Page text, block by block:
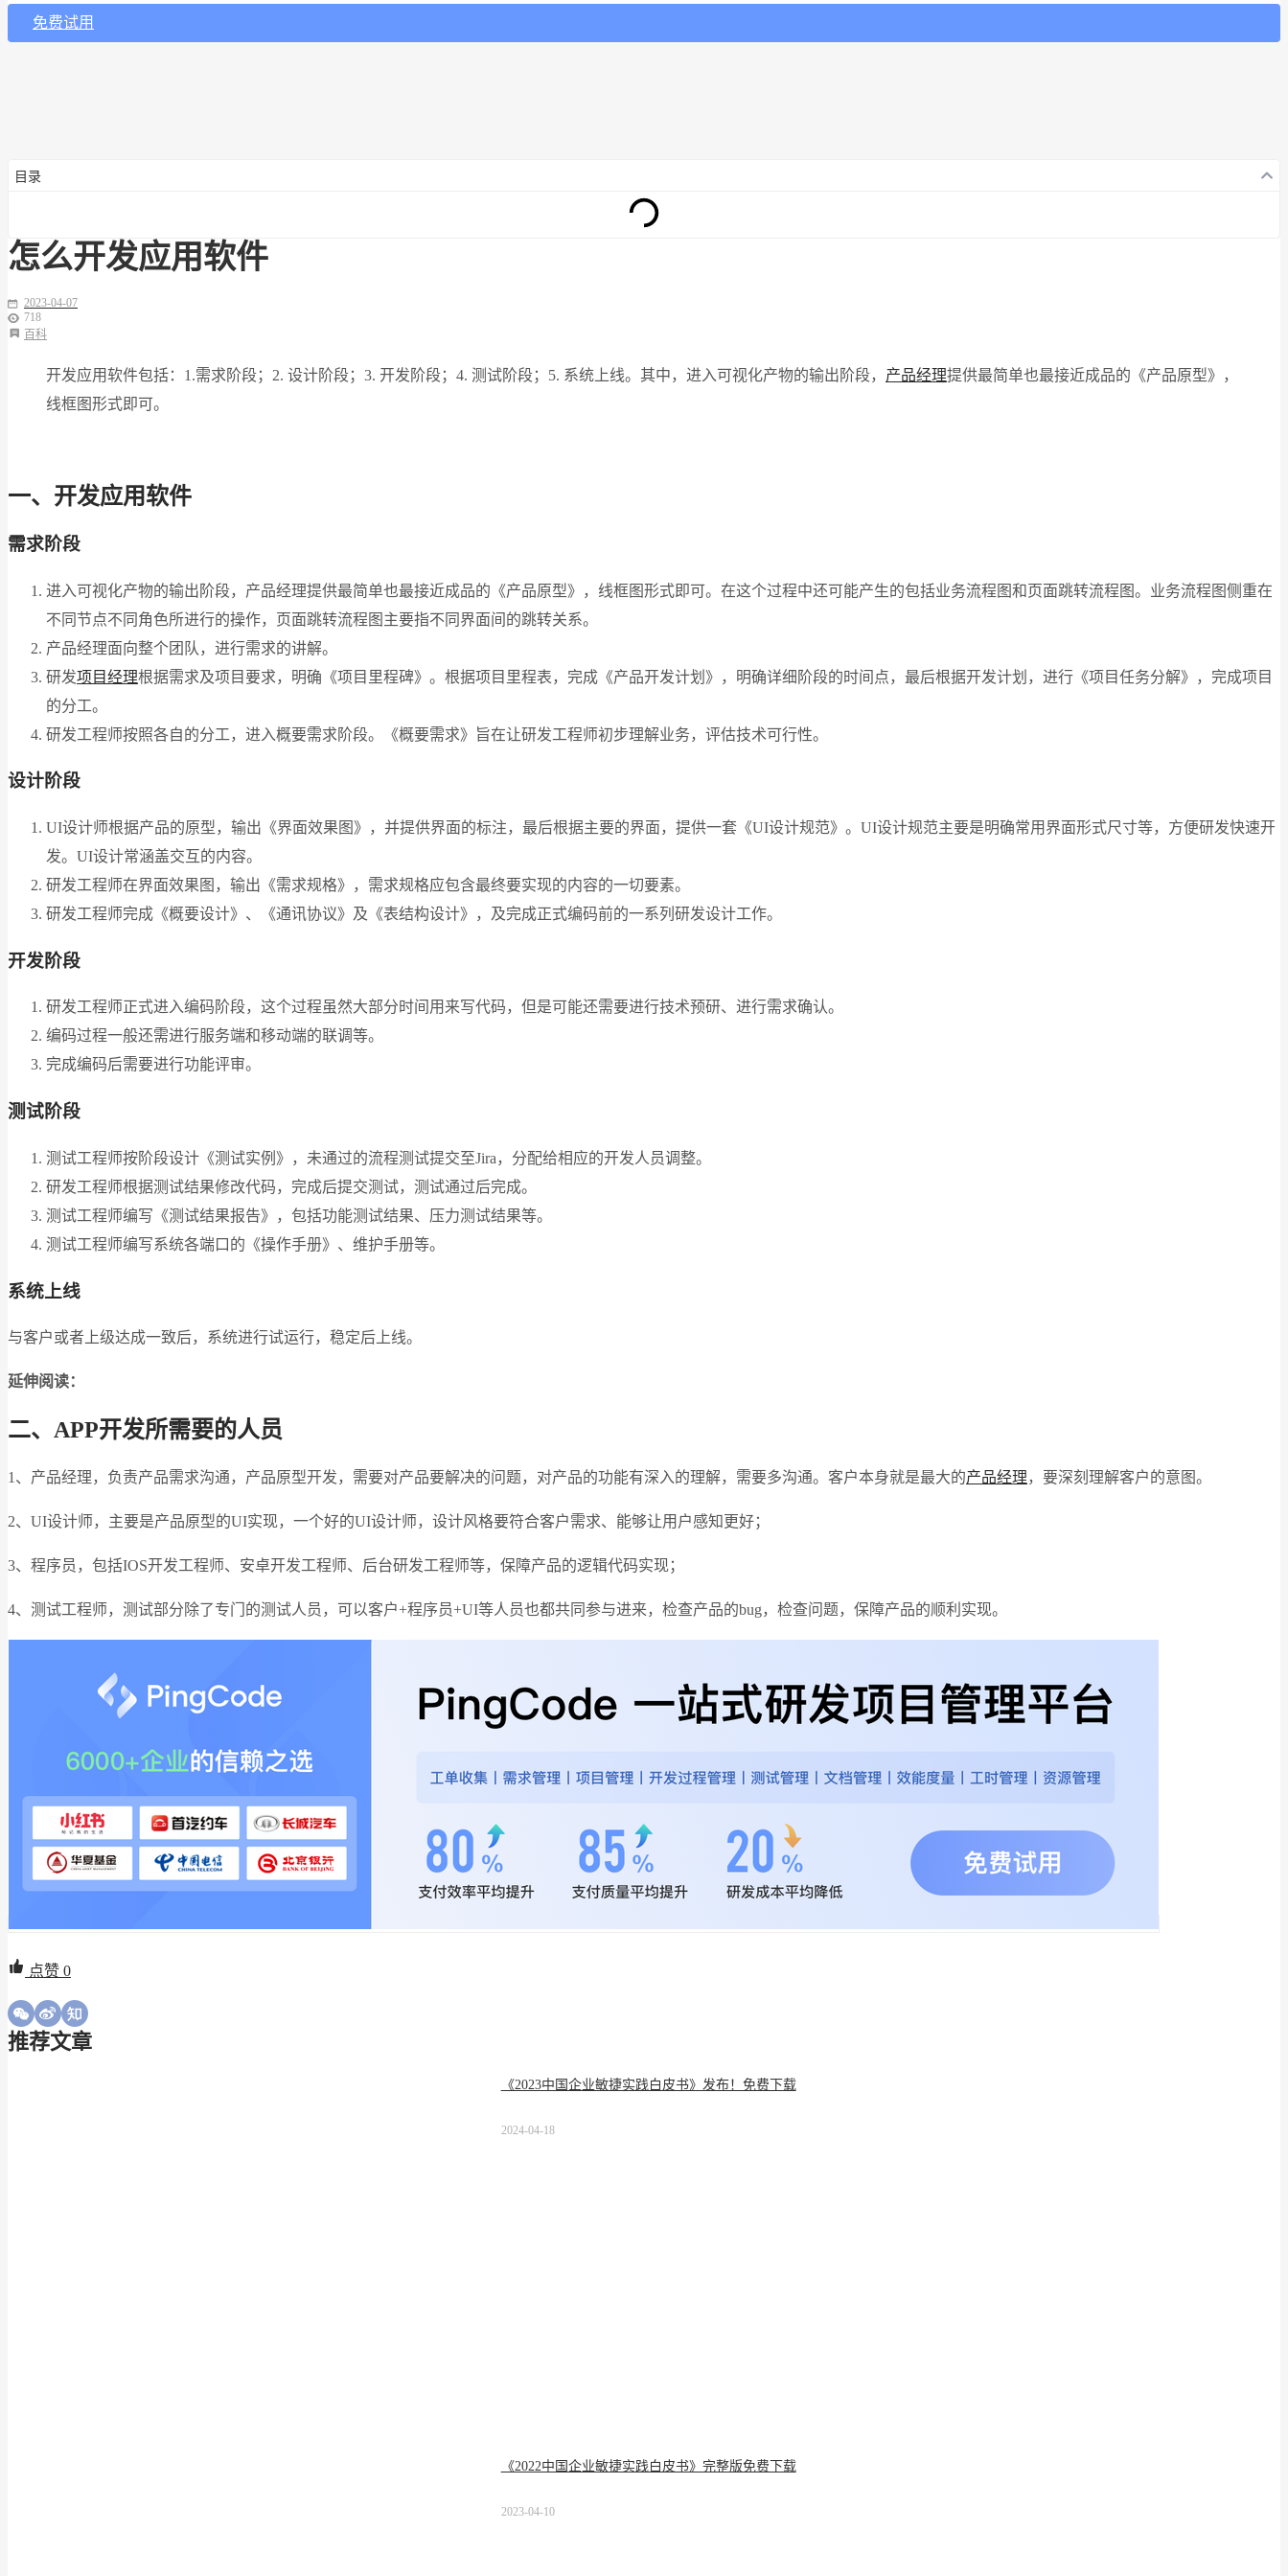
免费试用
目录
怎么开发应用软件
2023-04-07
718
百科
开发应用软件包括：1.需求阶段；2. 设计阶段；3. 开发阶段；4. 测试阶段；5. 系统上线。其中，进入可视化产物的输出阶段， 产品经理提供最简单也最接近成品的《产品原型》，
线框图形式即可。
一、开发应用软件
需求阶段
进入可视化产物的输出阶段，产品经理提供最简单也最接近成品的《产品原型》，线框图形式即可。在这个过程中还可能产生的包括业务流程图和页面跳转流程图。业务流程图侧重在
不同节点不同角色所进行的操作，页面跳转流程图主要指不同界面间的跳转关系。
产品经理面向整个团队，进行需求的讲解。
研发项目经理根据需求及项目要求，明确《项目里程碑》。根据项目里程表，完成《产品开发计划》，明确详细阶段的时间点，最后根据开发计划，进行《项目任务分解》，完成项目
的分工。
研发工程师按照各自的分工，进入概要需求阶段。《概要需求》旨在让研发工程师初步理解业务，评估技术可行性。
设计阶段
UI设计师根据产品的原型，输出《界面效果图》，并提供界面的标注，最后根据主要的界面，提供一套《UI设计规范》。UI设计规范主要是明确常用界面形式尺寸等，方便研发快速开
发。UI设计常涵盖交互的内容。
研发工程师在界面效果图，输出《需求规格》，需求规格应包含最终要实现的内容的一切要素。
研发工程师完成《概要设计》、《通讯协议》及《表结构设计》，及完成正式编码前的一系列研发设计工作。
开发阶段
研发工程师正式进入编码阶段，这个过程虽然大部分时间用来写代码，但是可能还需要进行技术预研、进行需求确认。
编码过程一般还需进行服务端和移动端的联调等。
完成编码后需要进行功能评审。
测试阶段
测试工程师按阶段设计《测试实例》，未通过的流程测试提交至Jira，分配给相应的开发人员调整。
研发工程师根据测试结果修改代码，完成后提交测试，测试通过后完成。
测试工程师编写《测试结果报告》，包括功能测试结果、压力测试结果等。
测试工程师编写系统各端口的《操作手册》、维护手册等。
系统上线
与客户或者上级达成一致后，系统进行试运行，稳定后上线。
延伸阅读：
二、APP开发所需要的人员
1、产品经理，负责产品需求沟通，产品原型开发，需要对产品要解决的问题，对产品的功能有深入的理解，需要多沟通。客户本身就是最大的产品经理，要深刻理解客户的意图。
2、UI设计师，主要是产品原型的UI实现，一个好的UI设计师，设计风格要符合客户需求、能够让用户感知更好；
3、程序员，包括IOS开发工程师、安卓开发工程师、后台研发工程师等，保障产品的逻辑代码实现；
4、测试工程师，测试部分除了专门的测试人员，可以客户+程序员+UI等人员也都共同参与进来，检查产品的bug，检查问题，保障产品的顺利实现。
点赞 0
推荐文章
《2023中国企业敏捷实践白皮书》发布！免费下载
2024-04-18
《2022中国企业敏捷实践白皮书》完整版免费下载
2023-04-10